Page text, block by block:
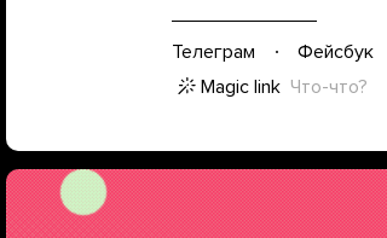
Телеграм Фейсбук
Magic link Что-что?